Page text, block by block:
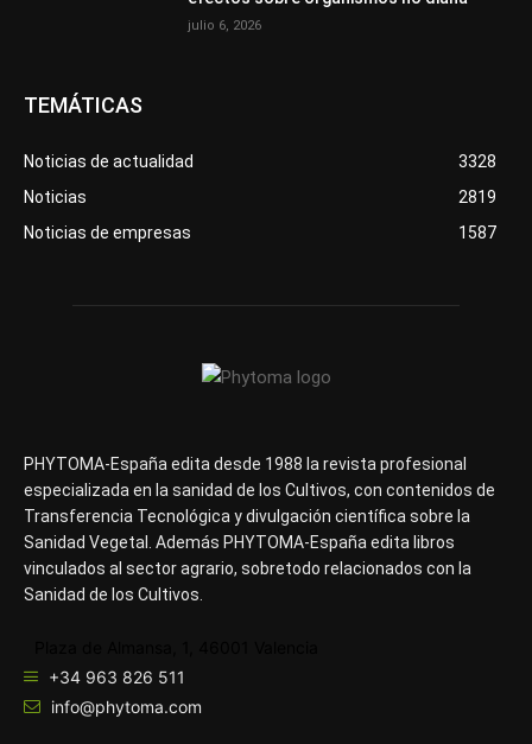
julio 6, 2026
TEMÁTICAS
Noticias de actualidad
3328
Noticias
2819
Noticias de empresas
1587
PHYTOMA-España edita desde 1988 la revista profesional
especializada en la sanidad de los Cultivos, con contenidos de
Transferencia Tecnológica y divulgación científica sobre la
Sanidad Vegetal. Además PHYTOMA-España edita libros
vinculados al sector agrario, sobretodo relacionados con la
Sanidad de los Cultivos.
+34 963 826 511
info@phytoma.com